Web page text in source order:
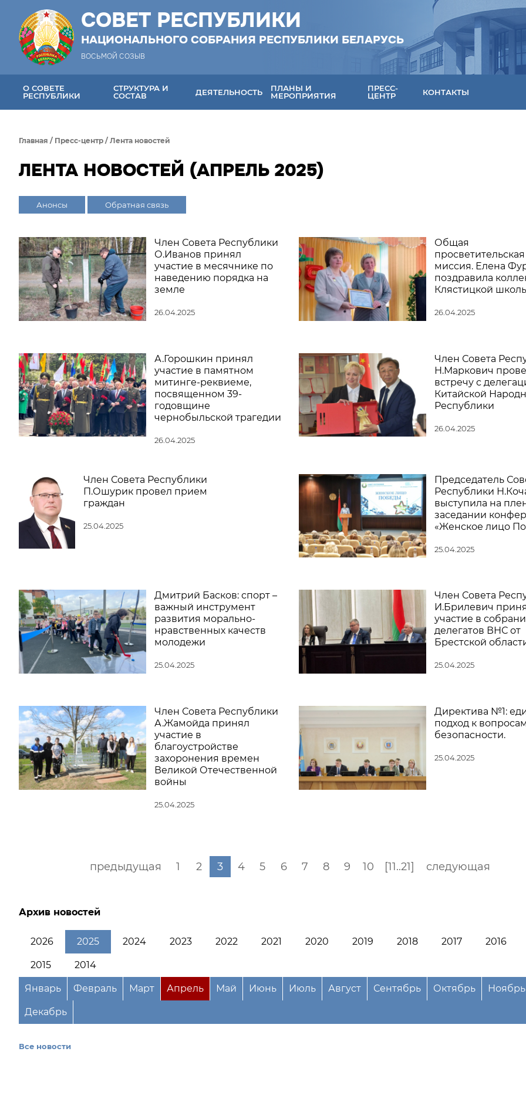
СОВЕТ РЕСПУБЛИКИ
НАЦИОНАЛЬНОГО СОБРАНИЯ РЕСПУБЛИКИ БЕЛАРУСЬ
ВОСЬМОЙ СОЗЫВ
О СОВЕТЕ
РЕСПУБЛИКИ
СТРУКТУРА И
СОСТАВ
ДЕЯТЕЛЬНОСТЬ
ПЛАНЫ И
МЕРОПРИЯТИЯ
ПРЕСС-
ЦЕНТР
КОНТАКТЫ
Главная / Пресс-центр / Лента новостей
ЛЕНТА НОВОСТЕЙ (АПРЕЛЬ 2025)
Анонсы Обратная связь
Член Совета Республики
О.Иванов принял
участие в месячнике по
наведению порядка на
земле
26.04.2025
Общая
просветительская
миссия. Елена
поздравила
Клястицкой
26.04.2025
А.Горошкин принял
участие в памятном
митинге-реквиеме,
посвященном 39-
годовщине
чернобыльской трагедии
26.04.2025
Член Совета
Н.Маркович
встречу с
Китайской
Республики
26.04.2025
Член Совета Республики
П.Ошурик провел прием
граждан
25.04.2025
Председатель
Республики
выступила на
заседании
«Женское лицо
25.04.2025
Дмитрий Басков: спорт –
важный инструмент
развития морально-
нравственных качеств
молодежи
25.04.2025
Член Совета
И.Брилевич
участие в
делегатов ВНС от
Брестской
25.04.2025
Член Совета Республики
А.Жамойда принял
участие в
благоустройстве
захоронения времен
Великой Отечественной
войны
25.04.2025
Директива №1:
подход к вопросам
безопасности.
25.04.2025
предыдущая 1 2 3 4 5 6 7 8 9 10 [11..21] следующая
Архив новостей
2026 2025 2024 2023 2022 2021 2020 2019 2018 2017 2016
2015 2014
Январь Февраль Март Апрель Май Июнь Июль Август Сентябрь Октябрь Ноябрь
Декабрь
Все новости